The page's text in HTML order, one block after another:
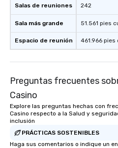
Salas de reuniones
Sala más grande
Espacio de reunión
242
51.561 pies
461.966 pies
Preguntas frecuentes
Casino
Explore las preguntas hechas con
Casino respecto a la Salud y
inclusión
PRÁCTICAS SOSTENIBLES
Haga sus comentarios o indique un